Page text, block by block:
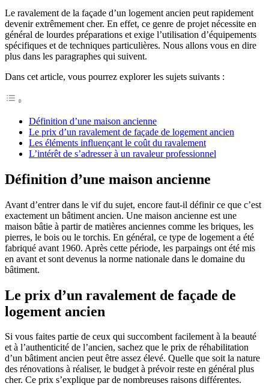
Le ravalement de la façade d’un logement ancien peut rapidement
devenir extrêmement cher. En effet, ce genre de projet nécessite en
général de lourdes préparations et exige l’utilisation d’équipements
spécifiques et de techniques particulières. Nous allons vous en dire
plus dans les paragraphes qui suivent.
Dans cet article, vous pourrez explorer les sujets suivants :
Définition d’une maison ancienne
Le prix d’un ravalement de façade de logement ancien
Les éléments influençant le coût du ravalement
L’intérêt de s’adresser à un ravaleur professionnel
Définition d’une maison ancienne
Avant d’entrer dans le vif du sujet, encore faut-il définir ce que c’est
exactement un bâtiment ancien. Une maison ancienne est une
maison bâtie à partir de matières anciennes comme les briques, les
pierres, le bois ou le torchis. En général, ce type de logement a été
fabriqué avant 1960. Après cette période, les parpaings ont été mis
en avant et sont devenus la norme nationale dans le domaine du
bâtiment.
Le prix d’un ravalement de façade de
logement ancien
Si vous faites partie de ceux qui succombent facilement à la beauté
et à l’authenticité de l’ancien, sachez que le prix de réhabilitation
d’un bâtiment ancien peut être assez élevé. Quelle que soit la nature
des rénovations à réaliser, le budget à prévoir reste en général plus
cher. Ce prix s’explique par de nombreuses raisons différentes.